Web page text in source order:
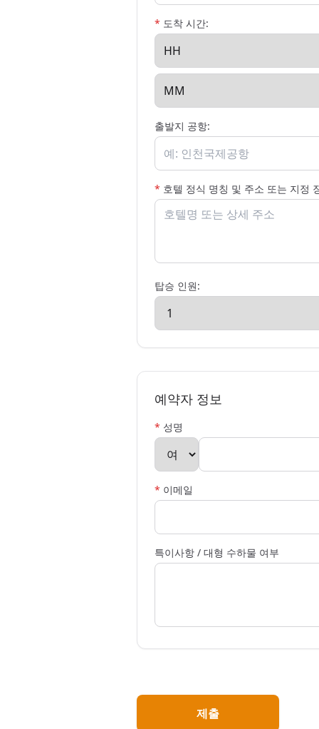
* 도착 시간:
출발지 공항:
* 호텔 정식 명칭 및 주소 또는 지정
탑승 인원:
예약자 정보
* 성명
* 이메일
특이사항 / 대형 수하물 여부
제출